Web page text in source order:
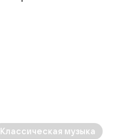
Классическая музыка